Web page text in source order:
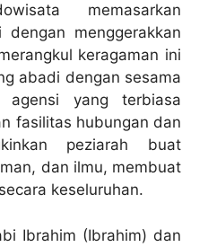
memasarkan
menggerakkan
keragaman ini
abadi dengan sesama
agensi yang terbiasa
fasilitas hubungan dan
peziarah buat
dan ilmu, membuat
keseluruhan.
Ibrahim (Ibrahim) dan